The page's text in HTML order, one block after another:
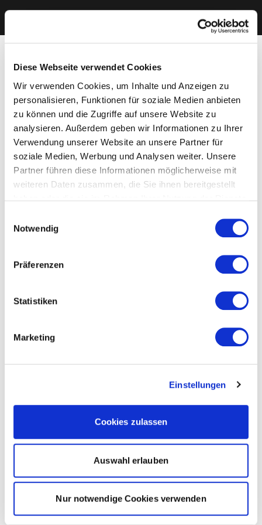
Diese Webseite verwendet Cookies
Wir verwenden Cookies, um Inhalte und Anzeigen zu
personalisieren, Funktionen für soziale Medien anbieten
zu können und die Zugriffe auf unsere Website zu
analysieren. Außerdem geben wir Informationen zu Ihrer
Verwendung unserer Website an unsere Partner für
soziale Medien, Werbung und Analysen weiter. Unsere
Partner führen diese Informationen möglicherweise mit
weiteren Daten zusammen, die Sie ihnen bereitgestellt
Cookies, wenn Sie unsere Webseite weiterhin nutzen.
Notwendig
Präferenzen
Statistiken
Marketing
Einstellungen
Cookies zulassen
Auswahl erlauben
Nur notwendige Cookies verwenden